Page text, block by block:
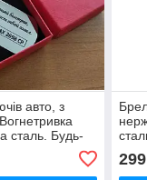
авто, з
сталь. Будь-
гравіровку -10
299